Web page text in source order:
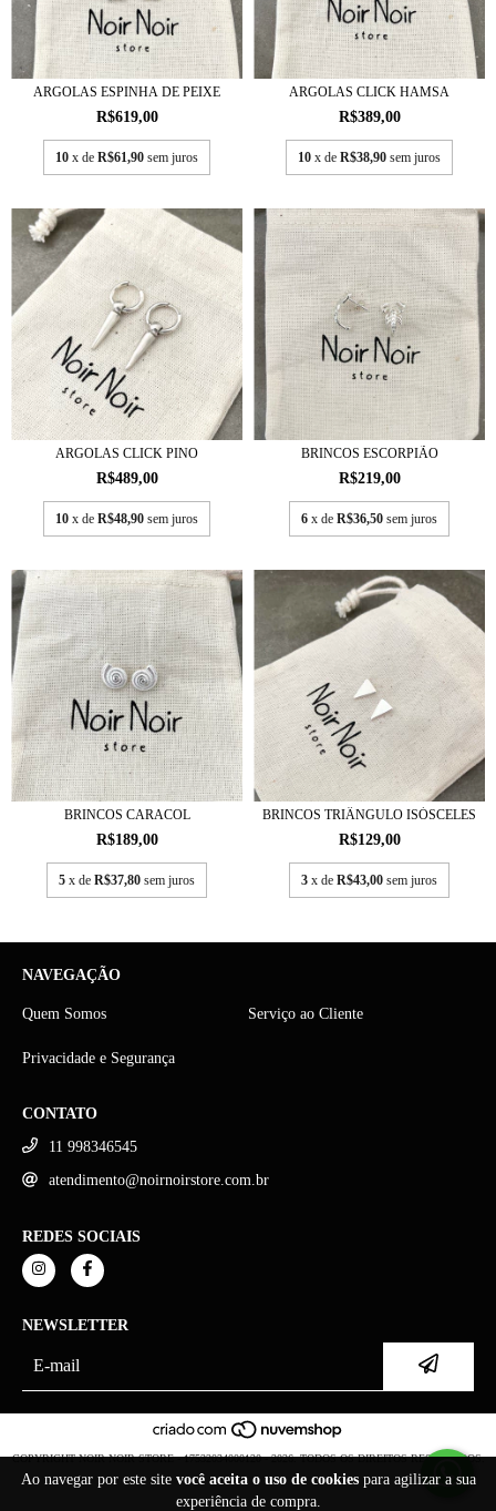
Ao navegar por este site você aceita o uso de cookiespara agilizar a sua
experiência de compra.
ARGOLAS ESPINHA DE PEIXE
R$619,00
10 x de R$61,90 sem juros
ARGOLAS CLICK HAMSA
R$389,00
10 x de R$38,90 sem juros
ARGOLAS CLICK PINO
R$489,00
10 x de R$48,90 sem juros
BRINCOS ESCORPIÃO
R$219,00
6 x de R$36,50 sem juros
BRINCOS CARACOL
R$189,00
5 x de R$37,80 sem juros
BRINCOS TRIÂNGULO ISÓSCELES
R$129,00
3 x de R$43,00 sem juros
NAVEGAÇÃO
Quem Somos Serviço ao Cliente
Privacidade e Segurança
CONTATO
11 998346545
atendimento@noirnoirstore.com.br
REDES SOCIAIS
NEWSLETTER
COPYRIGHT NOIR NOIR STORE - 17532034000120 - 2026. TODOS OS DIREITOS RESERVADOS.